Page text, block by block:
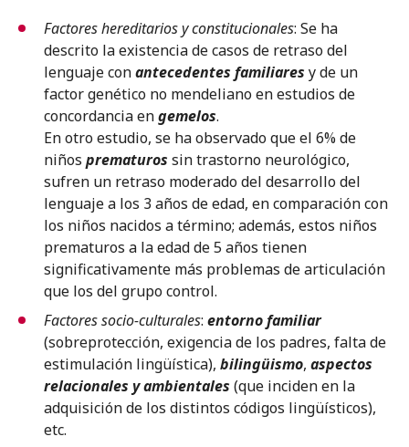
Factores hereditarios y constitucionales: Se ha
descrito la existencia de casos de retraso del
lenguaje conantecedentes familiares y de un
factor genético no mendeliano en estudios de
concordancia engemelos.
En otro estudio, se ha observado que el 6% de
niños prematuros sin trastorno neurológico,
sufren un retraso moderado del desarrollo del
lenguaje a los 3 años de edad, en comparación con
los niños nacidos a término; además, estos niños
prematuros a la edad de 5 años tienen
significativamente más problemas de articulación
que los del grupo control.
Factores socio-culturales: entorno familiar
(sobreprotección, exigencia de los padres, falta de
estimulación lingüística), bilingüismo, aspectos
relacionales y ambientales (que inciden en la
adquisición de los distintos códigos lingüísticos),
etc.